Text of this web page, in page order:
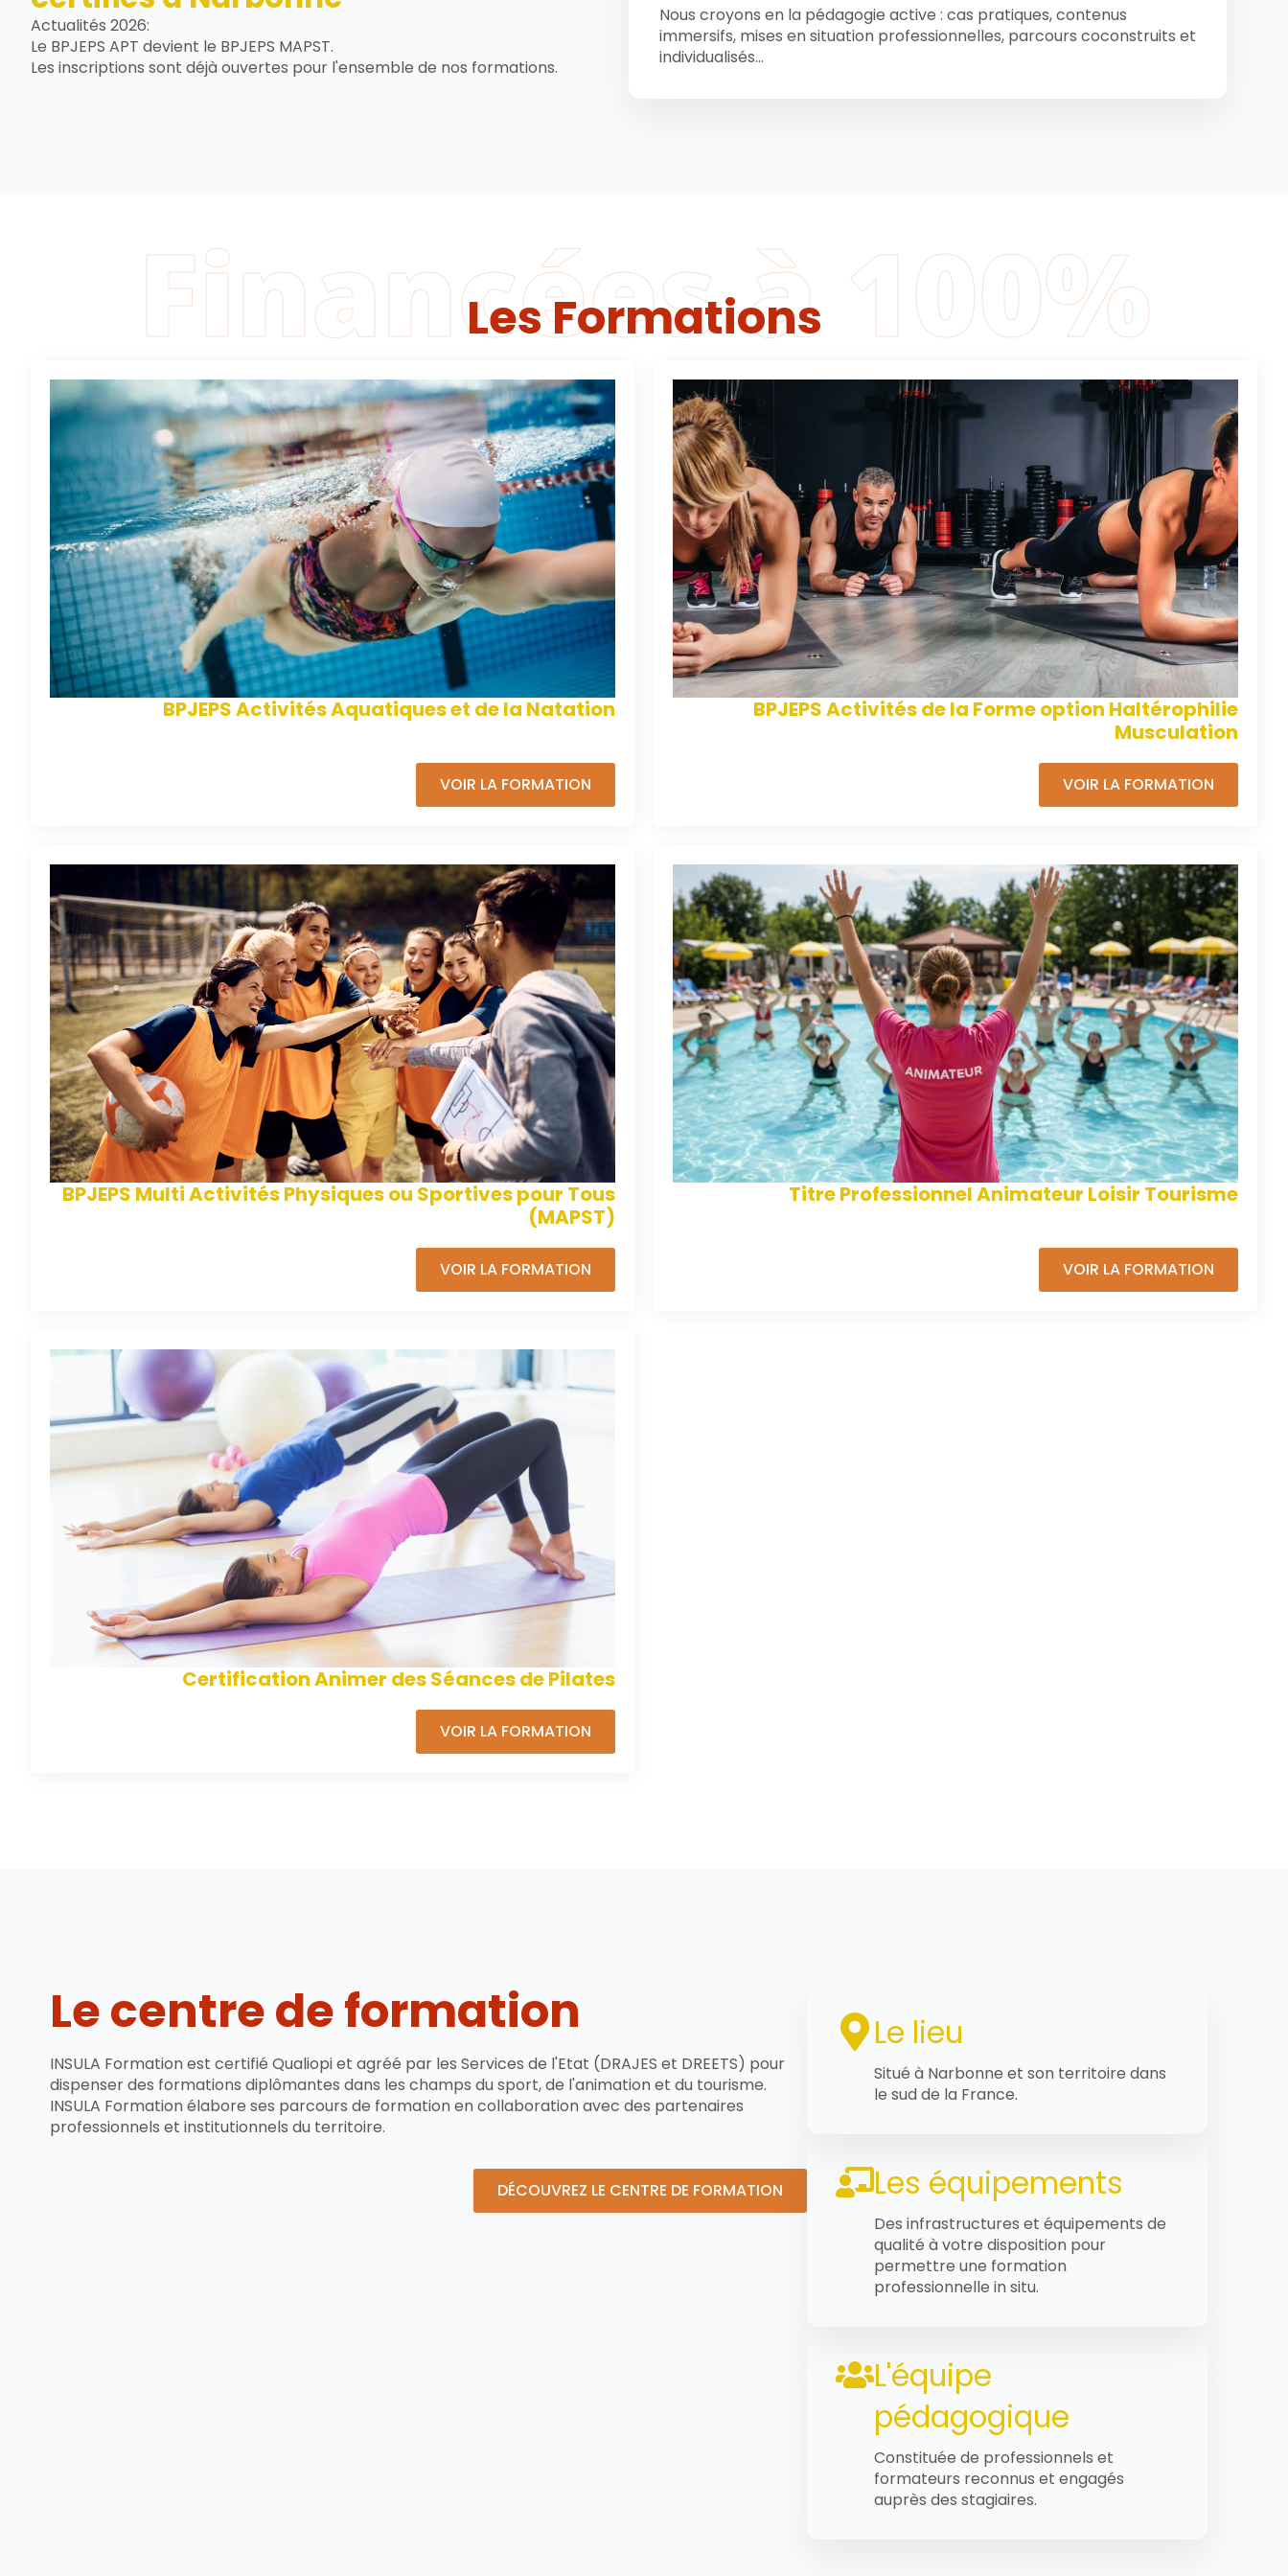
Actualités 2026:
Le BPJEPS APT devient le BPJEPS MAPST.
Les inscriptions sont déjà ouvertes pour l'ensemble de nos formations.
Nous croyons en la pédagogie active : cas pratiques, contenus
immersifs, mises en situation professionnelles, parcours coconstruits et
individualisés...
Les Formations
Financées à 100%
BPJEPS Activités Aquatiques et de la Natation
VOIR LA FORMATION
BPJEPS Activités de la Forme option Haltérophilie
Musculation
VOIR LA FORMATION
BPJEPS Multi Activités Physiques ou Sportives pour Tous
(MAPST)
VOIR LA FORMATION
Titre Professionnel Animateur Loisir Tourisme
VOIR LA FORMATION
Certification Animer des Séances de Pilates
VOIR LA FORMATION
Le centre de formation
INSULA Formation est certifié Qualiopi et agréé par les Services de l'Etat (DRAJES et DREETS) pour
dispenser des formations diplômantes dans les champs du sport, de l'animation et du tourisme.
INSULA Formation élabore ses parcours de formation en collaboration avec des partenaires
professionnels et institutionnels du territoire.
DÉCOUVREZ LE CENTRE DE FORMATION
Le lieu
Situé à Narbonne et son territoire dans
le sud de la France.
Les équipements
Des infrastructures et équipements de
qualité à votre disposition pour
permettre une formation
professionnelle in situ.
L'équipe
pédagogique
Constituée de professionnels et
formateurs reconnus et engagés
auprès des stagiaires.